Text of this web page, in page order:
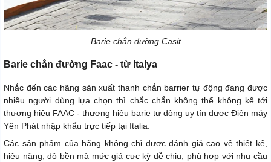
Barie chắn đường Casit
Barie chắn đường Faac - từ Italya
Nhắc đến các hãng sản xuất thanh chắn barrier tự động đang được
nhiều người dùng lựa chọn thì chắc chắn không thể không kể tới
thương hiệu FAAC - thương hiệu barie tự động uy tín được Điện máy
Yên Phát nhập khẩu trực tiếp tại Italia.
Các sản phẩm của hãng không chỉ được đánh giá cao về thiết kế,
hiệu năng, độ bền mà mức giá cực kỳ dễ chịu, phù hợp với nhu cầu